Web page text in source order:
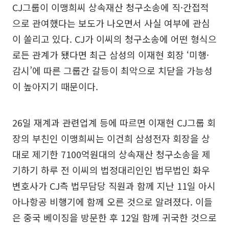
CJ그룹이 이맹희씨 상속재산 청구소송에 직·간접적
으로 관여했다는 보도가 나오면서 사실 여부에 관심
이 쏠리고 있다. CJ가 이씨의 청구소송에 어떤 형식으
로든 관계가 됐다면 최근 삼성의 이재현 회장 ‘미행·
감시’에 따른 그룹간 갈등이 최악으로 치닫을 가능성
이 높아지기 때문이다.
26일 재계과 관련업계 등에 따르면 이재현 CJ그룹 회
장의 부친인 이맹희씨는 이건희 삼성전자 회장을 상
대로 제기한 7100억원대의 상속재산 청구소송을 제
기하기 하루 전 이씨의 법정대리인인 법무법인 화우
변호사가 CJ측 법무담당 직원과 함께 지난 11일 아시
아나항공 비행기에 함께 오른 것으로 알려졌다. 이들
은 중국 베이징을 방문한 후 12일 함께 귀국한 것으로